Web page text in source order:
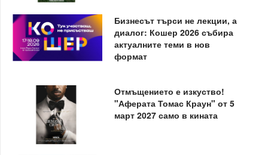
Бизнесът търси не лекции, а
диалог: Кошер 2026 събира
актуалните теми в нов
формат
Отмъщението е изкуство!
"Аферата Томас Краун" от 5
март 2027 само в кината